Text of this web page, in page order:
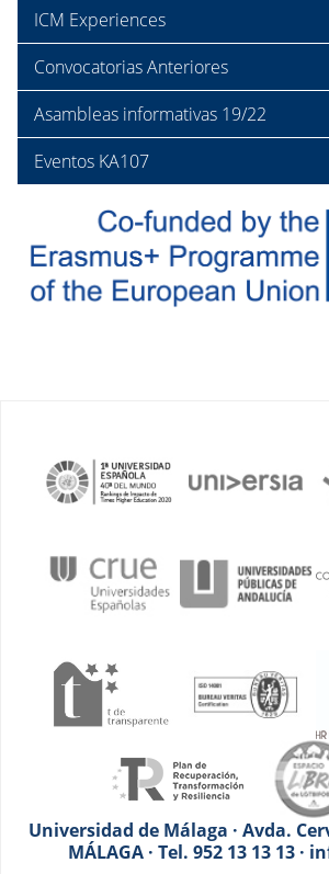
ICM Experiences
Convocatorias Anteriores
Asambleas informativas 19/22
Eventos KA107
Universidad de Málaga · Avda.
MÁLAGA · Tel. 952 13 13 13 ·